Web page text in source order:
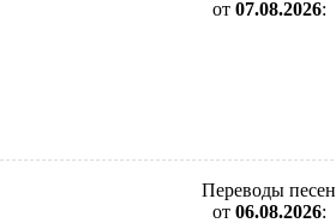
от 07.08.2026:
Переводы песен
от 06.08.2026: